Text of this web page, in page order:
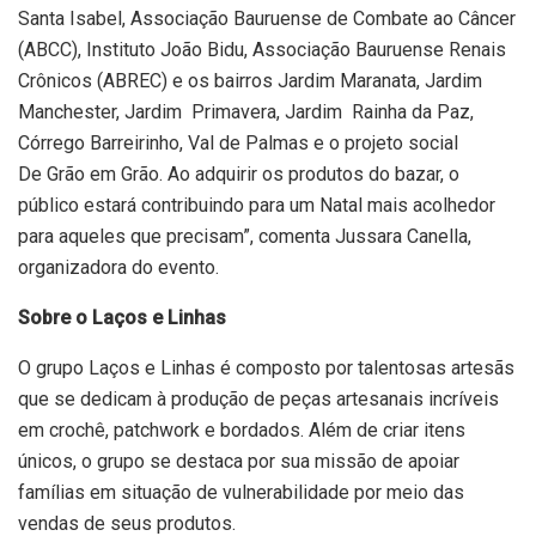
Santa Isabel, Associação Bauruense de Combate ao Câncer
(ABCC), Instituto João Bidu, Associação Bauruense Renais
Crônicos (ABREC) e os bairros Jardim Maranata, Jardim
Manchester, Jardim Primavera, Jardim Rainha da Paz,
Córrego Barreirinho, Val de Palmas e o projeto social
De Grão em Grão. Ao adquirir os produtos do bazar, o
público estará contribuindo para um Natal mais acolhedor
para aqueles que precisam”, comenta Jussara Canella,
organizadora do evento.
Sobre o Laços e Linhas
O grupo Laços e Linhas é composto por talentosas artesãs
que se dedicam à produção de peças artesanais incríveis
em crochê, patchwork e bordados. Além de criar itens
únicos, o grupo se destaca por sua missão de apoiar
famílias em situação de vulnerabilidade por meio das
vendas de seus produtos.